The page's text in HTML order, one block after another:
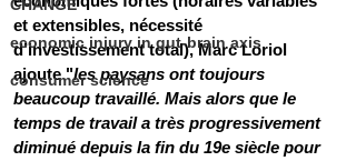
CHANGE
economic injury in gut-brain axis
consumer science
et extensibles, nécessité
d’investissement total), Marc Loriol
ajoute "les paysans ont toujours
beaucoup travaillé. Mais alors que le
temps de travail a très progressivement
diminué depuis la fin du 19e siècle pour